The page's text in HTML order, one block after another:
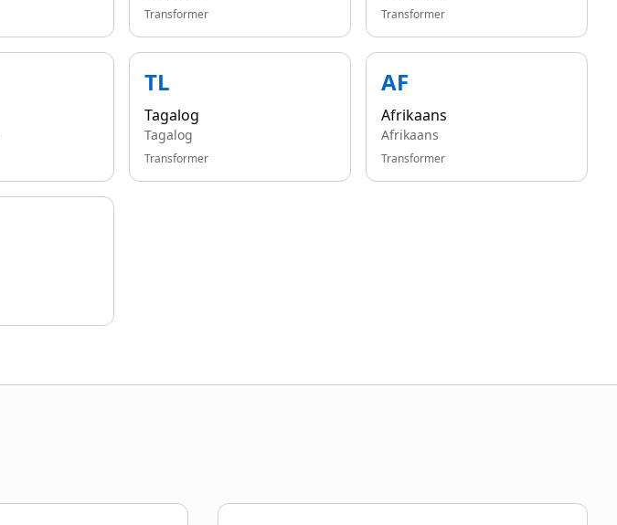
Transformer Transformer
TL
Tagalog
Tagalog
Transformer
AF
Afrikaans
Afrikaans
Transformer